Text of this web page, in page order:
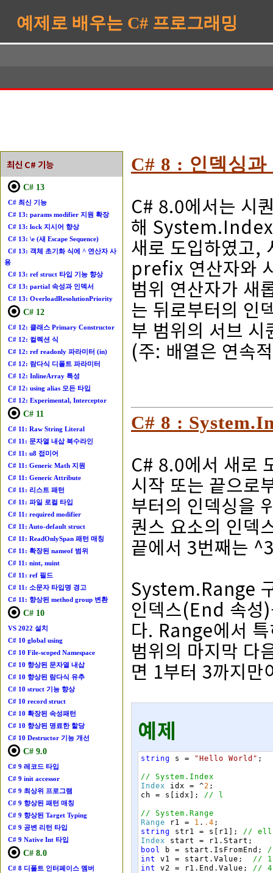
예제로 배우는 C# 프로그래밍
최신 C# 기능
C# 13
C# 최신 기능
C# 13: params modifier 지원 확장
C# 13: lock 지시어 향상
C# 13: \e (새 Escape Sequence)
C# 13: 객체 초기화 식에 ^ 연산자 사
용
C# 13: ref struct 타입 기능 향상
C# 13: partial 속성과 인덱서
C# 13: OverloadResolutionPriority
C# 12
C# 12: 클래스 Primary Constructor
C# 12: 컬렉션 식
C# 12: ref readonly 파라미터 (in)
C# 12: 람다식 디폴트 파라미터
C# 12: InlineArray 특성
C# 12: using alias 모든 타입
C# 12: Experimental, Interceptor
C# 11
C# 11: Raw String Literal
C# 11: 문자열 내삽 복수라인
C# 11: u8 접미어
C# 11: Generic Math 지원
C# 11: Generic Attribute
C# 11: 리스트 패턴
C# 11: 파일 로컬 타입
C# 11: required modifier
C# 11: Auto-default struct
C# 11: ReadOnlySpan 패턴 매칭
C# 11: 확장된 nameof 범위
C# 11: nint, nuint
C# 11: ref 필드
C# 11: 소문자 타입명 경고
C# 11: 향상된 method group 변환
C# 10
VS 2022 설치
C# 10 global using
C# 10 File-scoped Namespace
C# 10 향상된 문자열 내삽
C# 10 향상된 람다식 유추
C# 10 struct 기능 향상
C# 10 record struct
C# 10 확장된 속성패턴
C# 10 향상된 명료한 할당
C# 10 Destructor 기능 개선
C# 9.0
C# 9 레코드 타입
C# 9 init accessor
C# 9 최상위 프로그램
C# 9 향상된 패턴 매칭
C# 9 향상된 Target Typing
C# 9 공변 리턴 타입
C# 9 Native Int 타입
C# 8.0
C# 8 디폴트 인터페이스 멤버
C# 8 : 인덱싱과
C# 8.0에서는 시
해
새로 도입하였고,
prefix 연산자와
범위 연산자가 새
는 뒤로부터의 인
부 범위의 서브
(주: 배열은 연속
C# 8 :
C# 8.0에서 새로
시작 또는 끝으로
부터의 인덱싱을
퀀스 요소의 인덱
끝에서 3번째는
System.Range
인덱스(End 속성
다. Range에서
범위의 마지막 다
면 1부터 3까지만
예제
string s = "Hello World" ;
// System.Index
Index
idx = ^2 ;
ch
= s [ idx ] ; // l
// System.Range
Range
r1 = 1 . .4 ;
string
str1 = s [ r1 ] ;
// ell
Index
start = r1 . Start ;
bool
b = start . IsFromEnd ;
int
v1 = start . Value ;
// 1
int
v2 = r1 . End . Value ; // 4